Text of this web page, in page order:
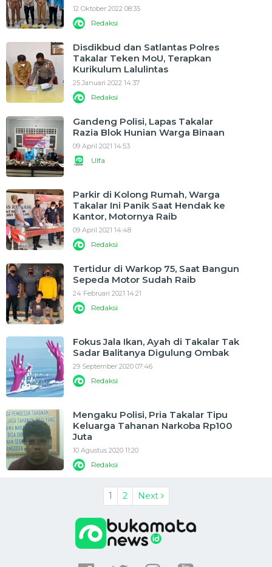
12 Oktober 2022 08:35
Redaksi
Disdikbud dan Satlantas Polres
Takalar Teken MoU, Terapkan
Kurikulum Lalulintas
25 Januari 2022 14:37
Redaksi
Gandeng Polisi, Lapas Takalar
Razia Blok Hunian Warga Binaan
09 April 2021 14:53
Ulfa
Parkir di Kolong Rumah, Warga
Takalar Ini Panik Saat Hendak ke
Kantor, Motornya Raib
09 April 2021 14:48
Redaksi
Tertidur di Warkop 75, Saat Bangun
Sepeda Motor Sudah Raib
24 Februari 2021 14:21
Redaksi
Fokus Jala Ikan, Ayah di Takalar Tak
Sadar Balitanya Digulung Ombak
29 September 2020 07:46
Redaksi
Mengaku Polisi, Pria Takalar Tipu
Keluarga Tahanan Narkoba Rp100
Juta
10 Agustus 2020 11:20
Redaksi
1 2 Next